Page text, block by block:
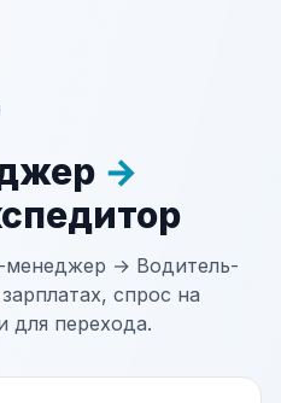
→
менеджер → Водитель-
спрос на
для перехода.